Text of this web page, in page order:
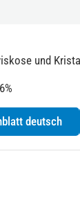
und
deutsch